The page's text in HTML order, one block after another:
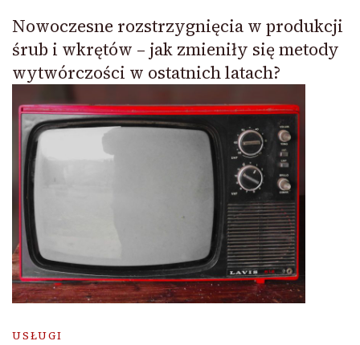
Nowoczesne rozstrzygnięcia w produkcji
śrub i wkrętów – jak zmieniły się metody
wytwórczości w ostatnich latach?
USŁUGI